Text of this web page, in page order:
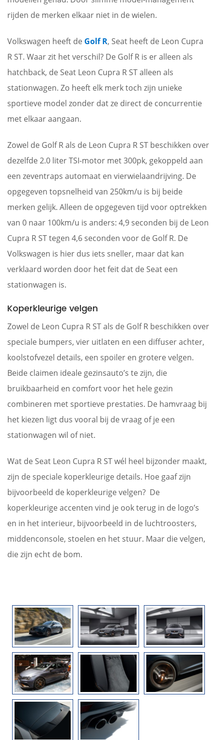
rijden de merken elkaar niet in de wielen.
Volkswagen heeft de Golf R, Seat heeft de Leon Cupra
R ST. Waar zit het verschil? De Golf R is er alleen als
hatchback, de Seat Leon Cupra R ST alleen als
stationwagen. Zo heeft elk merk toch zijn unieke
sportieve model zonder dat ze direct de concurrentie
met elkaar aangaan.
Zowel de Golf R als de Leon Cupra R ST beschikken over
dezelfde 2.0 liter TSI-motor met 300pk, gekoppeld aan
een zeventraps automaat en vierwielaandrijving. De
opgegeven topsnelheid van 250km/u is bij beide
merken gelijk. Alleen de opgegeven tijd voor optrekken
van 0 naar 100km/u is anders: 4,9 seconden bij de Leon
Cupra R ST tegen 4,6 seconden voor de Golf R. De
Volkswagen is hier dus iets sneller, maar dat kan
verklaard worden door het feit dat de Seat een
stationwagen is.
Koperkleurige velgen
Zowel de Leon Cupra R ST als de Golf R beschikken over
speciale bumpers, vier uitlaten en een diffuser achter,
koolstofvezel details, een spoiler en grotere velgen.
Beide claimen ideale gezinsauto’s te zijn, die
bruikbaarheid en comfort voor het hele gezin
combineren met sportieve prestaties. De hamvraag bij
het kiezen ligt dus vooral bij de vraag of je een
stationwagen wil of niet.
Wat de Seat Leon Cupra R ST wél heel bijzonder maakt,
zijn de speciale koperkleurige details. Hoe gaaf zijn
bijvoorbeeld de koperkleurige velgen? De
koperkleurige accenten vind je ook terug in de logo’s
en in het interieur, bijvoorbeeld in de luchtroosters,
middenconsole, stoelen en het stuur. Maar die velgen,
die zijn echt de bom.